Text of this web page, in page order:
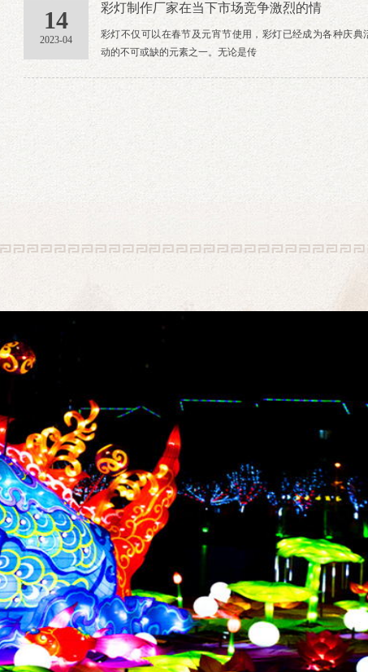
14
2023-04
彩灯制作厂家在当下市场竞争激烈的情
彩灯不仅可以在春节及元宵节使用，彩灯已经成为各种庆典
动的不可或缺的元素之一。无论是传